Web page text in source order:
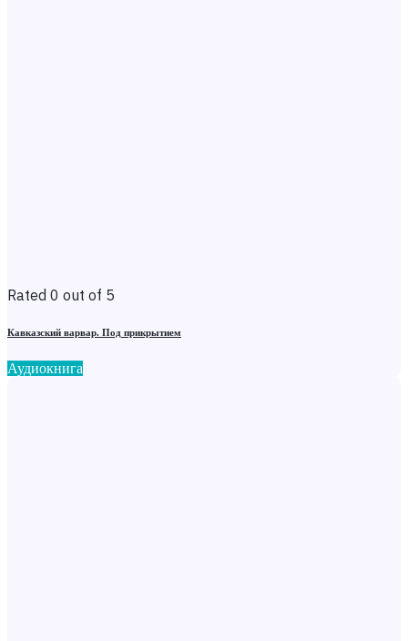
Rated 0 out of 5
Кавказский варвар. Под прикрытием
Аудиокнига